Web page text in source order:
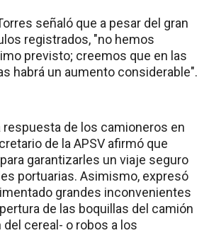
señaló que a pesar del gran
registrados, "no hemos
previsto; creemos que en las
habrá un aumento considerable".
respuesta de los camioneros en
de la APSV afirmó que
garantizarles un viaje seguro
portuarias. Asimismo, expresó
grandes inconvenientes
de las boquillas del camión
cereal- o robos a los